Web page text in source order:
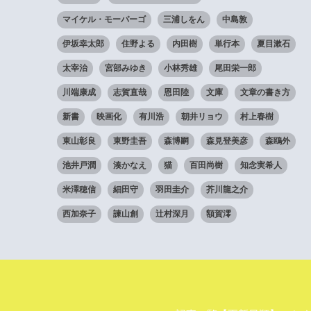
マイケル・モーパーゴ 三浦しをん 中島敦
伊坂幸太郎 住野よる 内田樹 単行本 夏目漱石
太宰治 宮部みゆき 小林秀雄 尾田栄一郎
川端康成 志賀直哉 恩田陸 文庫 文章の書き方
新書 映画化 有川浩 朝井リョウ 村上春樹
東山彰良 東野圭吾 森博嗣 森見登美彦 森鴎外
池井戸潤 湊かなえ 猫 百田尚樹 知念実希人
米澤穂信 細田守 羽田圭介 芥川龍之介
西加奈子 諫山創 辻村深月 額賀澪